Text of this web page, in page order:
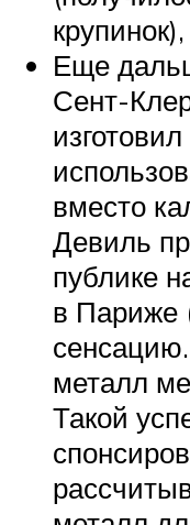
Еще
Сент-
вместо
Девиль
публике
в Париже
металл
Такой